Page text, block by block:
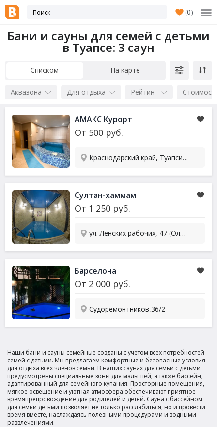
(0)
Бани и сауны для семей с детьми
в Туапсе: 3 саун
Списком На карте
Аквазона Для отдыха Рейтинг
АМАКС Курорт
От 500 руб.
Краснодарский край, Туапсинский р-он, Ольгинка, ул. Приморская, 18А
Султан-хаммам
От 1 250 руб.
ул. Ленских рабочих, 47 (Олимп)
Барселона
От 2 000 руб.
Судоремонтников,36/2
Наши бани и сауны семейные созданы с учетом всех потребностей
семей с детьми. Мы предлагаем комфортные и безопасные условия
для отдыха всех членов семьи. В наших саунах для семьи с детьми
предусмотрены специальные зоны для малышей, а также бассейн,
адаптированный для семейного купания. Просторные помещения,
мягкое освещение и уютная атмосфера обеспечивают приятное
времяпрепровождение для родителей и детей. Сауна с бассейном
для семьи детьми позволяет не только расслабиться, но и провести
время вместе, наслаждаясь полезными процедурами и водными
развлечениями.